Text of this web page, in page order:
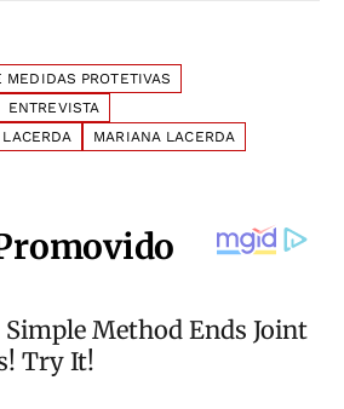
MEDIDAS PROTETIVAS
ENTREVISTA
MARIANA LACERDA